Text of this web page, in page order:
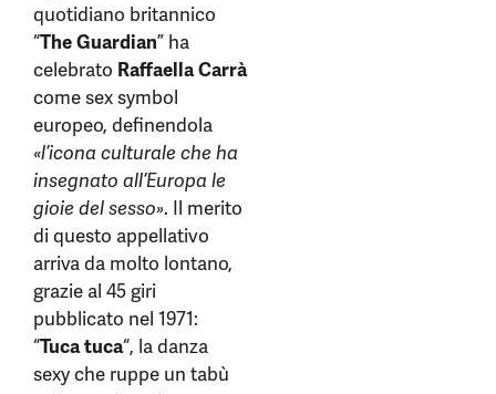
quotidiano britannico
“The Guardian” ha
celebrato Raffaella Carrà
come sex symbol
europeo, definendola
«l’icona culturale che ha
insegnato all’Europa le
gioie del sesso». Il merito
di questo appellativo
arriva da molto lontano,
grazie al 45 giri
pubblicato nel 1971:
“Tuca tuca“, la danza
sexy che ruppe un tabù